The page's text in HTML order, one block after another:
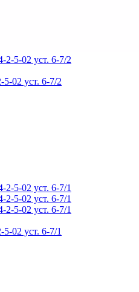
02 уст. 6-7/2
02 уст. 6-7/1